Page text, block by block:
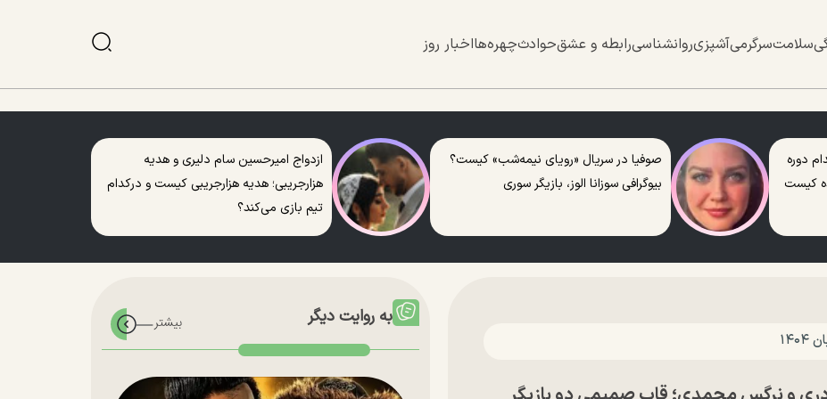
سلامتسرگرمیآشپزیروانشناسیرابطه و عشقحوادثچهره‌هااخبار روز
دوره
کیست
صوفیا در سریال «رویای نیمه‌شب» کیست؟
بیوگرافی سوزانا الوز، بازیگر سوری
ازدواج امیرحسین سام دلیری و هدیه
هزارجریبی؛ هدیه هزارجریبی کیست و درکدام
تیم بازی می‌کند؟
به روایت دیگر